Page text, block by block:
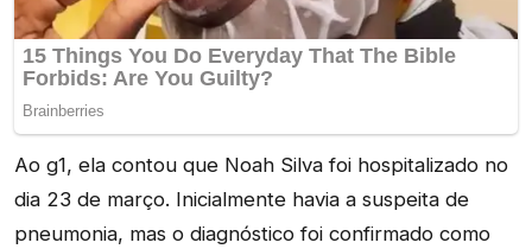
Ao g1, ela contou que Noah Silva foi hospitalizado no
dia 23 de março. Inicialmente havia a suspeita de
pneumonia, mas o diagnóstico foi confirmado como